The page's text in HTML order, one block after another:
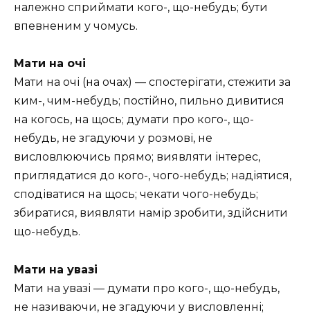
належно сприймати кого-, що-небудь; бути
впевненим у чомусь.
Мати на очі
Мати на очі (на очах) — спостерігати, стежити за
ким-, чим-небудь; постійно, пильно дивитися
на когось, на щось; думати про кого-, що-
небудь, не згадуючи у розмові, не
висловлюючись прямо; виявляти інтерес,
приглядатися до кого-, чого-небудь; надіятися,
сподіватися на щось; чекати чого-небудь;
збиратися, виявляти намір зробити, здійснити
що-небудь.
Мати на увазі
Мати на увазі — думати про кого-, що-небудь,
не називаючи, не згадуючи у висловленні;